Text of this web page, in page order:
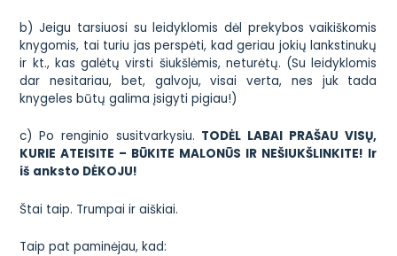
b) Jeigu tarsiuosi su leidyklomis dėl prekybos vaikiškomis
knygomis, tai turiu jas perspėti, kad geriau jokių lankstinukų
ir kt., kas galėtų virsti šiukšlėmis, neturėtų. (Su leidyklomis
dar nesitariau, bet, galvoju, visai verta, nes juk tada
knygeles būtų galima įsigyti pigiau!)
c) Po renginio susitvarkysiu. TODĖL LABAI PRAŠAU VISŲ,
KURIE ATEISITE – BŪKITE MALONŪS IR NEŠIUKŠLINKITE! Ir
iš anksto DĖKOJU!
Štai taip. Trumpai ir aiškiai.
Taip pat paminėjau, kad: